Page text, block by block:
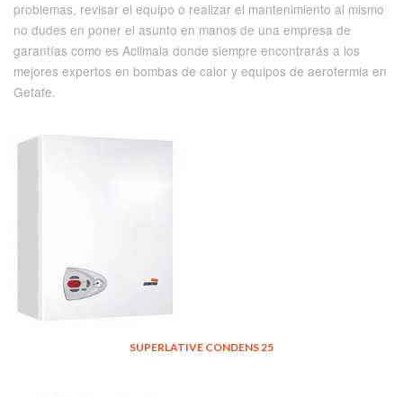
problemas, revisar el equipo o realizar el mantenimiento al mismo
no dudes en poner el asunto en manos de una empresa de
garantías como es Aclimala donde siempre encontrarás a los
mejores expertos en bombas de calor y equipos de aerotermia en
Getafe.
SUPERLATIVE CONDENS 25